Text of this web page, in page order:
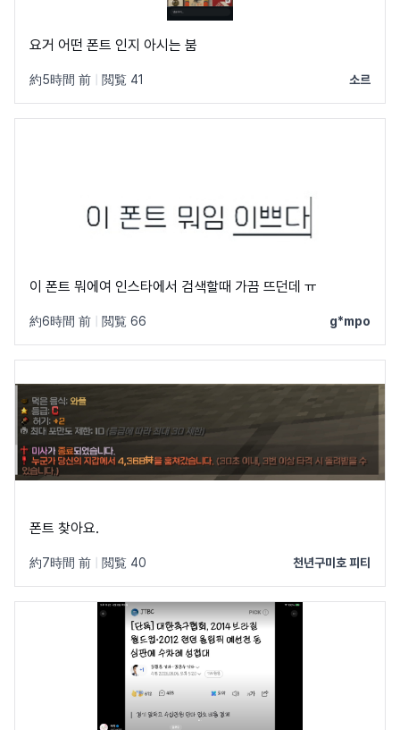
요거 어떤 폰트 인지 아시는 붐
約5時間 前 閲覧 41 소르
이 폰트 뭐에여 인스타에서 검색할때 가끔 뜨던데 ㅠ
約6時間 前 閲覧 66 g*mpo
폰트 찾아요.
約7時間 前 閲覧 40 천년구미호 피티